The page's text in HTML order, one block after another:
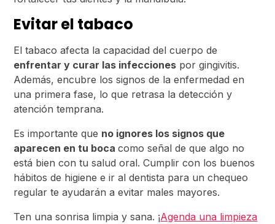
Evitar el tabaco
El tabaco afecta la capacidad del cuerpo de
enfrentar y curar las infecciones por gingivitis.
Además, encubre los signos de la enfermedad en
una primera fase, lo que retrasa la detección y
atención temprana.
Es importante que no ignores los signos que
aparecen en tu bocacomo señal de que algo no
está bien con tu salud oral. Cumplir con los buenos
hábitos de higiene e ir al dentista para un chequeo
regular te ayudarán a evitar males mayores.
Ten una sonrisa limpia y sana. ¡Agenda una limpieza